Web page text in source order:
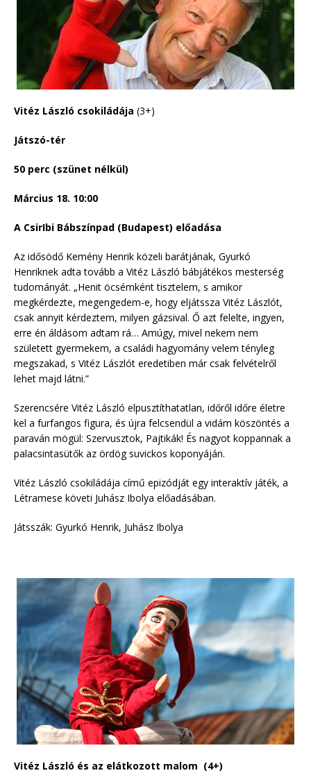
Vitéz László csokiládája (3+)
Játszó-tér
50 perc (szünet nélkül)
Március 18. 10:00
A CsirIbi Bábszínpad (Budapest) előadása
Az idősödő Kemény Henrik közeli barátjának, Gyurkó
Henriknek adta tovább a Vitéz László bábjátékos mesterség
tudományát. „Henit öcsémként tisztelem, s amikor
megkérdezte, megengedem-e, hogy eljátssza Vitéz Lászlót,
csak annyit kérdeztem, milyen gázsival. Ő azt felelte, ingyen,
erre én áldásom adtam rá… Amúgy, mivel nekem nem
született gyermekem, a családi hagyomány velem tényleg
megszakad, s Vitéz Lászlót eredetiben már csak felvételről
lehet majd látni.”
Szerencsére Vitéz László elpusztíthatatlan, időről időre életre
kel a furfangos figura, és újra felcsendül a vidám köszöntés a
paraván mögül: Szervusztok, Pajtikák! És nagyot koppannak a
palacsintasütők az ördög suvickos koponyáján.
Vitéz László csokiládája című epizódját egy interaktív játék, a
Létramese követi Juhász Ibolya előadásában.
Játsszák: Gyurkó Henrik, Juhász Ibolya
Vitéz László és az elátkozott malom (4+)